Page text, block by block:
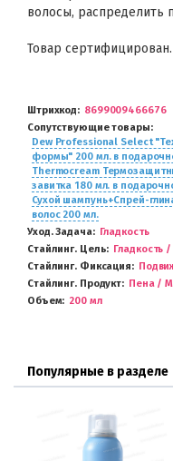
волосы, распределить
Товар сертифицирован.
Штрихкод
8699009466676
Сопутствующие товары
Dew Professional Select
формы" 200 мл. в
Thermocream
завитка 180 мл. в
Сухой шампунь+Спрей-
волос 200 мл.
Уход. Задача
Гладкость
Стайлинг. Цель
Гладкость
Стайлинг. Фиксация
Стайлинг. Продукт
Пена /
Объем
200 мл
Популярные в разделе